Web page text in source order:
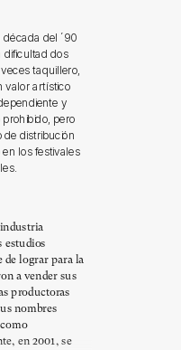
del ´90
dificultad dos
taquillero,
valor artístico
y
pero
de distribución
los festivales
estudios
lograr para la
a vender sus
productoras
nombres
en 2001, se